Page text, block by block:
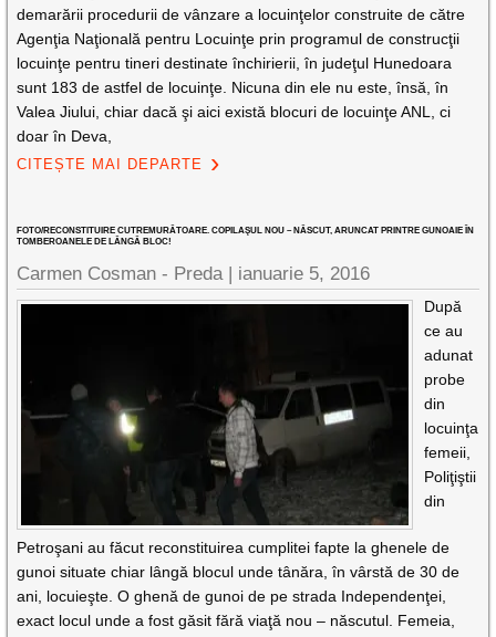
demarării procedurii de vânzare a locuinţelor construite de către
Agenţia Naţională pentru Locuinţe prin programul de construcţii
locuinţe pentru tineri destinate închirierii, în judeţul Hunedoara
sunt 183 de astfel de locuinţe. Nicuna din ele nu este, însă, în
Valea Jiului, chiar dacă şi aici există blocuri de locuinţe ANL, ci
doar în Deva,
CITEȘTE MAI DEPARTE
FOTO/RECONSTITUIRE CUTREMURĂTOARE. COPILAŞUL NOU – NĂSCUT, ARUNCAT PRINTRE GUNOAIE ÎN
TOMBEROANELE DE LÂNGĂ BLOC!
Carmen Cosman - Preda | ianuarie 5, 2016
După
ce au
adunat
probe
din
locuinţa
femeii,
Poliţiştii
din
Petroşani au făcut reconstituirea cumplitei fapte la ghenele de
gunoi situate chiar lângă blocul unde tânăra, în vârstă de 30 de
ani, locuieşte. O ghenă de gunoi de pe strada Independenţei,
exact locul unde a fost găsit fără viaţă nou – născutul. Femeia,